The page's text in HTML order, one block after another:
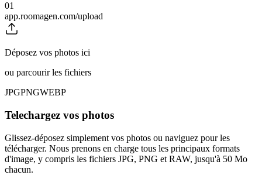
01
app.roomagen.com/upload
Déposez vos photos ici
ou parcourir les fichiers
JPGPNGWEBP
Telechargez vos photos
Glissez-déposez simplement vos photos ou naviguez pour les
télécharger. Nous prenons en charge tous les principaux formats
d'image, y compris les fichiers JPG, PNG et RAW, jusqu'à 50 Mo
chacun.